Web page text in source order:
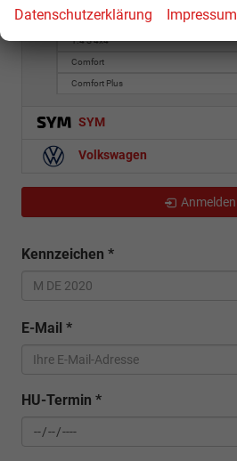
1.4 Mild-Hybrid Comfort+ 4x4
1.4 S 4x4
Comfort
Comfort Plus
SYM
Volkswagen
Anmelden
Kennzeichen *
E-Mail *
HU-Termin *
Datenschutzerklärung Impressum